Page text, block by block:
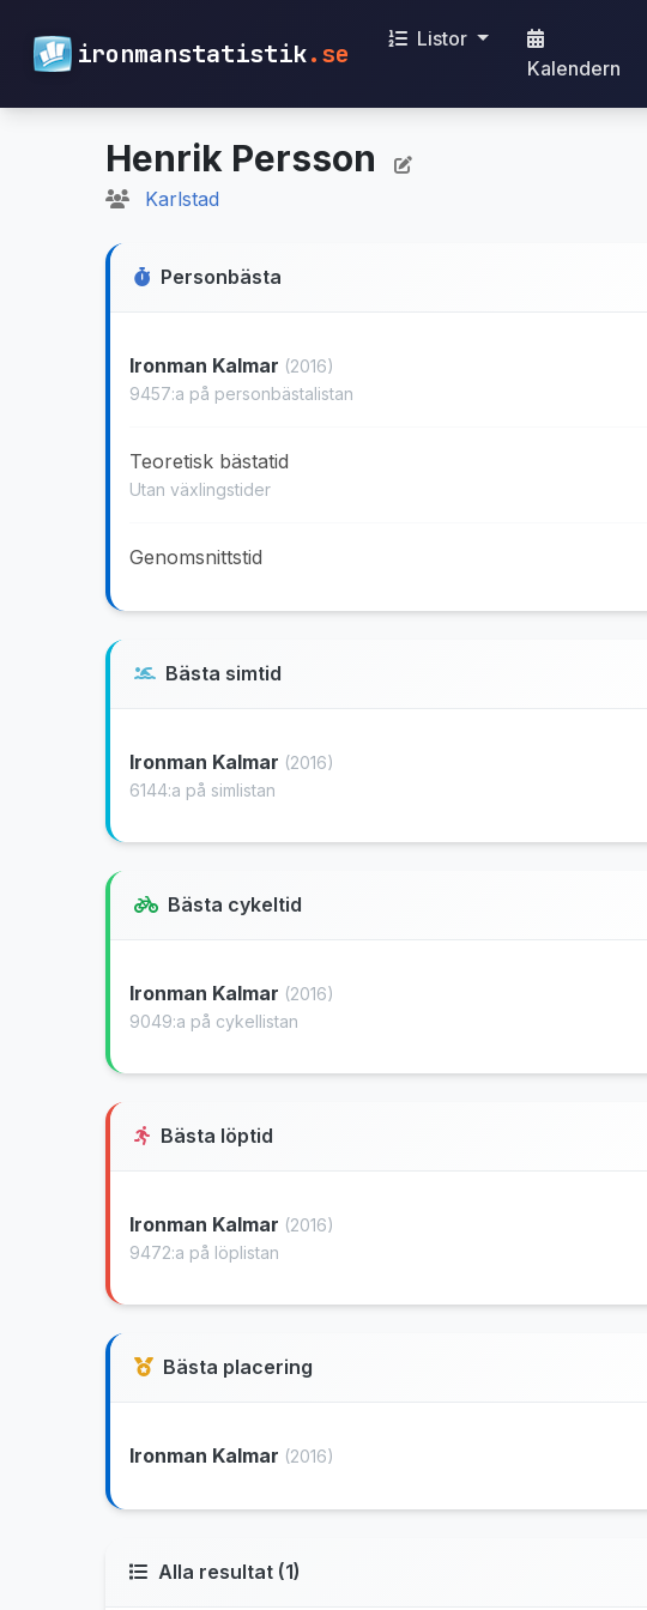
ironmanstatistik.se
Listor
Kalendern
Henrik Persson
Karlstad
Personbästa
Ironman Kalmar (2016)
9457:a på personbästalistan
Teoretisk bästatid
Utan växlingstider
Genomsnittstid
Bästa simtid
Ironman Kalmar (2016)
6144:a på simlistan
Bästa cykeltid
Ironman Kalmar (2016)
9049:a på cykellistan
Bästa löptid
Ironman Kalmar (2016)
9472:a på löplistan
Bästa placering
Ironman Kalmar (2016)
Alla resultat (1)